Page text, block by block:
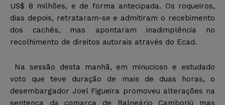
US$ 8 milhões, e de forma antecipada. Os roqueiros,
dias depois, retrataram-se e admitiram o recebimento
dos cachês, mas apontaram inadimplência no
recolhimento de direitos autorais através do Ecad.
Na sessão desta manhã, em minucioso e estudado
voto que teve duração de mais de duas horas, o
desembargador Joel Figueira promoveu alterações na
sentença da comarca de Balneário Camboriú mas